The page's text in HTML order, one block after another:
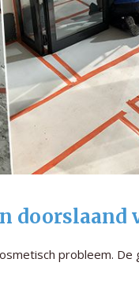
doorslaand
probleem.